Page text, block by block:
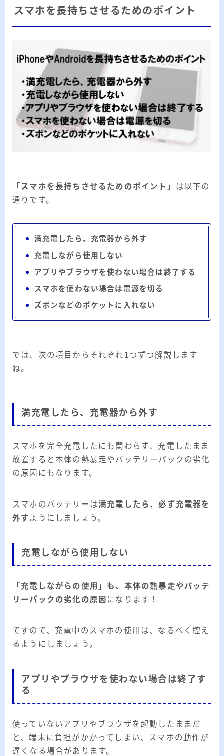
スマホを長持ちさせるためのポイント
「スマホを長持ちさせるためのポイント」 は以下の
通りです。
満充電したら、充電器から外す
充電しながら使用しない
アプリやブラウザを使わない場合は終了する
スマホを使わない場合は電源を切る
ズボンなどのポケットに入れない
では、次の項目からそれぞれ1つずつ解説します
ね。
満充電したら、充電器から外す
スマホを完全充電したにも関わらず、充電したまま
放置すると本体の熱暴走やバッテリーパックの劣化
の原因にもなります。
スマホのバッテリーは満充電したら、必ず充電器を
外す ようにしましょう。
充電しながら使用しない
「充電しながらの使用」も、本体の熱暴走やバッテ
リーパックの劣化の原因 になります！
ですので、充電中のスマホの使用は、なるべく控え
るようにしましょう。
アプリやブラウザを使わない場合は終了す
る
使っていないアプリやブラウザを起動したままだ
と、端末に負担がかかってしまい、スマホの動作が
遅くなる場合があります。